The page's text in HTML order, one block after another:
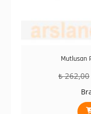
Mutlusan
₺262,00